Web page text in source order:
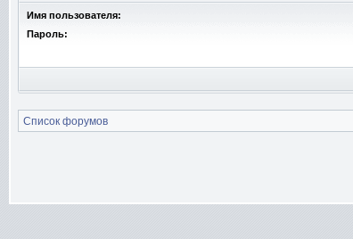
Имя пользователя:
Пароль:
Список форумов